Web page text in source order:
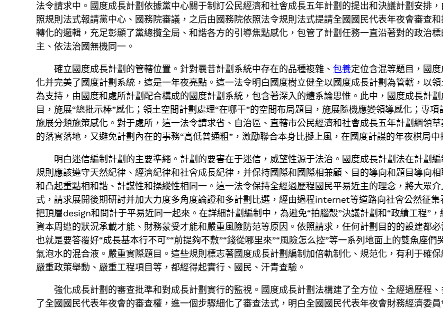
法令請求中。國度成長計劃依據黨中心關于制訂公民經濟和社會成長五年計劃的提出和決議計劃安排
照規則法式報請黨中心、國務院審議，之后由國務院依照法令規則法式提請全國國民代表年夜會審查
轉化的邏輯，充足彰顯了黨總攬全局、和諧各方的引導焦點感化，包管了計劃任務一直沿著對的政治
主、依法治國無機同一。
確立國度成長計劃的管轄位置。針對曩昔計劃系統中存在的品種複雜、包養定位含混等題目，國
化并完美了國度計劃系統，這是一年夜亮點。這一法令明白國度樹立健全以國度成長計劃為管轄，以
為支持，由國度和處所計劃配合構成的國度計劃系統，包含著深入的體系論思惟。此中，國度成長計
目，施展“總批示棒”感化；領土空間計劃處理“在哪干”的空間布局題目，施展隨機應變領導感化；專
施展分類施策感化。對于處所，這一法令請求省、自治區、直轄市公民經濟和社會成長五年計劃綱領
的落實落地，又避免計劃內在的事務“高低普通粗”，激勵聯合本身比擬上風，在國度計謀的年夜棋局中
明白迷信編制計劃的主要準繩。計劃的要害在于迷信，威望性源于法治。國度成長計劃法在計劃
規則應該遵守天然紀律、經濟紀律和社會成長紀律，并保持國際和國際相兼顧、目的導向和題目導向
和凸起重點相和諧、計謀性和操縱性相同一。這一法令保持全經過歷程國民平易近主的理念，將大眾
式，請求展開後期研討并加大力度多角度論證和多計劃比選，經由過程internet等道路向社會公然征集
把頂層design和問計于平易近同一起來。在詳細計劃編制中，為避免“拍腦殼”決議計劃和“政績工程”
資本周遭的狀況承載才能、財務蒙受才能和嚴重風險防范等原因。依照請求，任何計劃目的的設建都
也就是要答覆好“成長基本行不可”“前提夠不敷”“錢從哪里來”“風險怎么控”等一系列地面上的雙魚座
氣泡水的混合液。嚴重實際題目。這些規則標志著國度成長計劃編制加倍軌制化、規范化，有利于確
嚴重政策舉動、嚴重工程項目等，都經得起實行、國民、汗青查驗。
強化成長計劃的審查批準和對成長計劃實行的監視。國度成長計劃法構建了全方位、全經過歷程
了全國國民代表年夜會的審查權，進一個步驟細化了審查法式，明白全國國民代表年夜會財務經濟委